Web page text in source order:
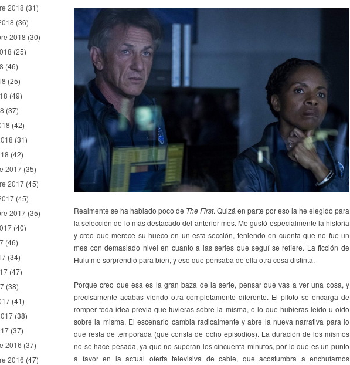
2018 (31)
(36)
2018 (30)
(25)
(46)
(25)
(49)
(37)
(42)
(31)
(42)
2017 (35)
2017 (45)
(45)
2017 (35)
(40)
(46)
(34)
(47)
(38)
(41)
(38)
(37)
2016 (37)
2016 (47)
Realmente se ha hablado poco de The First. Quizá en parte por eso la he elegido para
la selección de lo más destacado del anterior mes. Me gustó especialmente la historia
y creo que merece su hueco en un esta sección, teniendo en cuenta que no fue un
mes con demasiado nivel en cuanto a las series que seguí se refiere. La ficción de
Hulu me sorprendió para bien, y eso que pensaba de ella otra cosa distinta.
Porque creo que esa es la gran baza de la serie, pensar que vas a ver una cosa, y
precisamente acabas viendo otra completamente diferente. El piloto se encarga de
romper toda idea previa que tuvieras sobre la misma, o lo que hubieras leído u oído
sobre la misma. El escenario cambia radicalmente y abre la nueva narrativa para lo
que resta de temporada (que consta de ocho episodios). La duración de los mismos
no se hace pesada, ya que no superan los cincuenta minutos, por lo que es un punto
a favor en la actual oferta televisiva de cable, que acostumbra a enchufarnos